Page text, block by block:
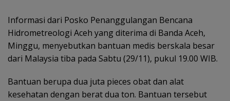
Informasi dari Posko Penanggulangan Bencana
Hidrometreologi Aceh yang diterima di Banda Aceh,
Minggu, menyebutkan bantuan medis berskala besar
dari Malaysia tiba pada Sabtu (29/11), pukul 19.00 WIB.
Bantuan berupa dua juta pieces obat dan alat
kesehatan dengan berat dua ton. Bantuan tersebut